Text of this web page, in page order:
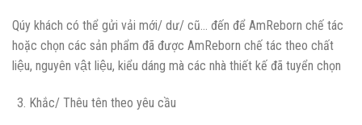
Qúy khách có thể gửi vải mới/ dư/ cũ… đến để AmReborn chế tác
hoặc chọn các sản phẩm đã được AmReborn chế tác theo chất
liệu, nguyên vật liệu, kiểu dáng mà các nhà thiết kế đã tuyển chọn
Khắc/ Thêu tên theo yêu cầu